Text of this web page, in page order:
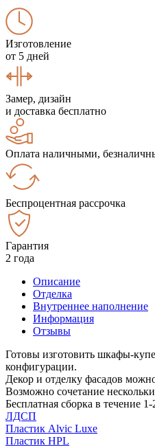
Изготовление
от 5 дней
Замер, дизайн
и доставка бесплатно
Оплата наличными,
Беспроцентная рассрочка
Гарантия
2 года
Описание
Отделка
Внутреннее наполнение
Информация
Отзывы
Готовы изготовить шкафы-
конфигурации.
Декор и отделку фасадов
Возможно сочетание
Бесплатная сборка в течение
ЛДСП
Пластик Alvic Luxe
Пластик HPL